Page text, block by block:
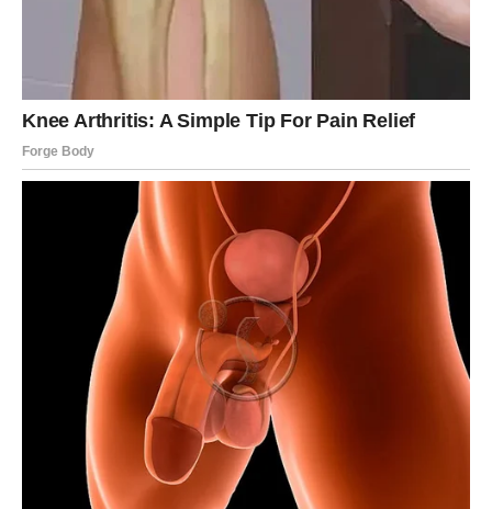
Ukrasite i poslužite:
Izvadite iz pećnice i ukrasite nasjeckanim svježim peršinom.
Pustite da se malo prohladi pa narežite na kocke i poslužite
Prijedlozi usluga
Poslužiti lonac vruć uz svježu zelenu salatu ili zdjelu juhe za
potpuni obrok. Savršeno za doručak, ručak ili večeru.